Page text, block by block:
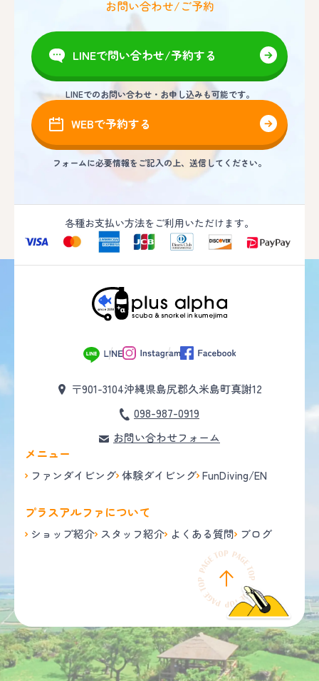
お問い合わせ/ご予約
LINEで問い合わせ/予約する
LINEでのお問い合わせ・お申し込みも可能です。
WEBで予約する
フォームに必要情報をご記入の上、送信してください。
各種お支払い方法をご利用いただけます。
〒901-3104沖縄県島尻郡久米島町真謝12
098-987-0919
お問い合わせフォーム
メニュー
ファンダイビング 体験ダイビング FunDiving/EN
プラスアルファについて
ショップ紹介 スタッフ紹介 よくある質問 ブログ